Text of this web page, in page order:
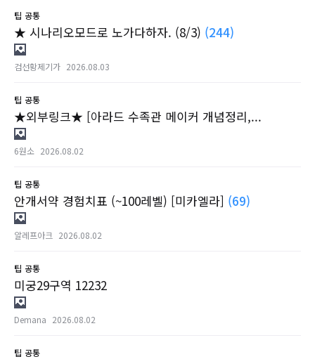
팁 공통
★ 시나리오모드로 노가다하자. (8/3) (244)
검선황제기가 2026.08.03
팁 공통
★외부링크★ [아라드 수족관 메이커 개념정리,...
6원소 2026.08.02
팁 공통
안개서약 경험치표 (~100레벨) [미카엘라] (69)
알레프아크 2026.08.02
팁 공통
미궁29구역 12232
Demana 2026.08.02
팁 공통